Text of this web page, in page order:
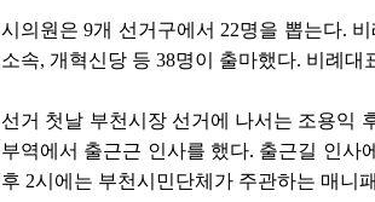
시의원은 9개 선거구에서 22명을 뽑는다.
소속, 개혁신당 등 38명이 출마했다. 비례대
선거 첫날 부천시장 선거에 나서는 조용익
부역에서 출근근 인사를 했다. 출근길 인사
후 2시에는 부천시민단체가 주관하는 매니